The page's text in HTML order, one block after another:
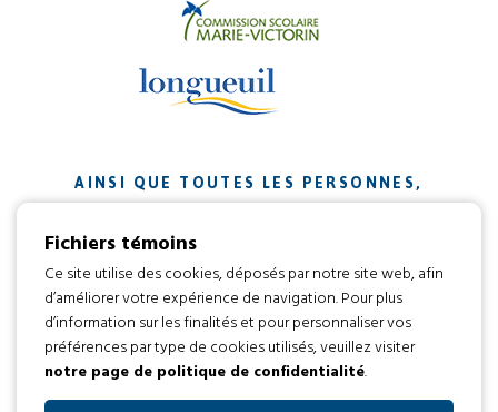
AINSI QUE TOUTES LES PERSONNES,
ORGANISMES ET ENTREPRISES QUI ONT
CONTRIBUÉ À NOTRE MISSION.
Développement web par
Tous droits réservés 2016 © L’envol
Fichiers témoins
Ce site utilise des cookies, déposés par notre site web, afin
d’améliorer votre expérience de navigation. Pour plus
d’information sur les finalités et pour personnaliser vos
préférences par type de cookies utilisés, veuillez visiter
notre page de politique de confidentialité.